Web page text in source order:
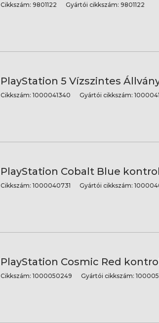
Cikkszám: 9801122 Gyártói cikkszám: 9801122
PlayStation 5 Vízszintes
Cikkszám: 1000041340 Gyártói cikkszám:
PlayStation Cobalt Blue
Cikkszám: 1000040731 Gyártói cikkszám:
PlayStation Cosmic Red
Cikkszám: 1000050249 Gyártói cikkszám: